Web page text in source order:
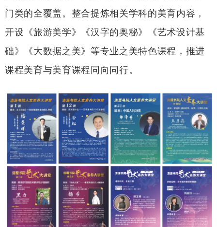
门类的全覆盖。整合提炼相关学科的美育内容，
开设《旅游美学》《汉字的奥秘》《艺术设计基
础》《大数据之美》等专业之美特色课程，推进
课程美育与美育课程同向同行。